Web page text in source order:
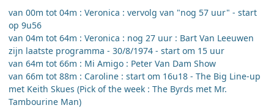
van 00m tot 04m : Veronica : vervolg van "nog 57 uur" - start
op 9u56
van 04m tot 64m : Veronica : nog 27 uur : Bart Van Leeuwen
zijn laatste programma - 30/8/1974 - start om 15 uur
van 64m tot 66m : Mi Amigo : Peter Van Dam Show
van 66m tot 88m : Caroline : start om 16u18 - The Big Line-up
met Keith Skues (Pick of the week : The Byrds met Mr.
Tambourine Man)